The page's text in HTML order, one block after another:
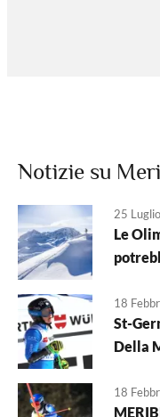
Notizie su
25
Le
18
St-
Della
18